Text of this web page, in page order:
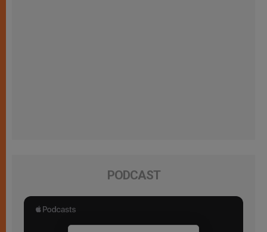
PODCAST